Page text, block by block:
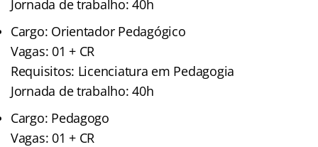
Jornada de trabalho: 40h
Cargo: Orientador Pedagógico
Vagas: 01 + CR
Requisitos: Licenciatura em Pedagogia
Jornada de trabalho: 40h
Cargo: Pedagogo
Vagas: 01 + CR